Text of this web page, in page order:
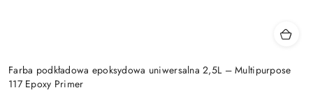
Farba podkładowa epoksydowa uniwersalna 2,5L – Multipurpose
117 Epoxy Primer